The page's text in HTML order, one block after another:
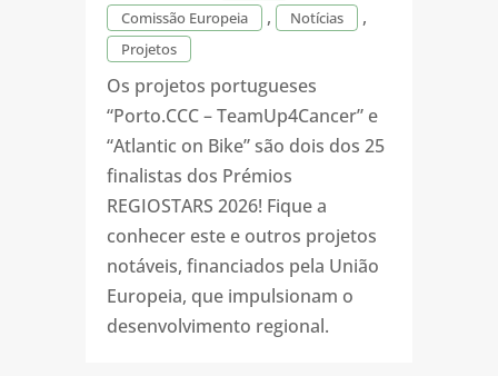
Comissão Europeia , Notícias ,
Projetos
Os projetos portugueses
“Porto.CCC – TeamUp4Cancer” e
“Atlantic on Bike” são dois dos 25
finalistas dos Prémios
REGIOSTARS 2026! Fique a
conhecer este e outros projetos
notáveis, financiados pela União
Europeia, que impulsionam o
desenvolvimento regional.